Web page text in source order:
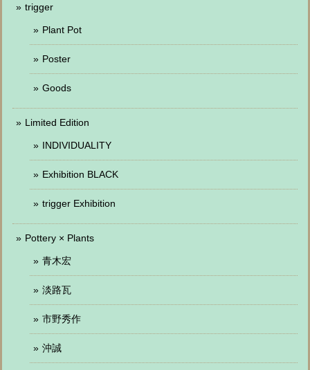
trigger
Plant Pot
Poster
Goods
Limited Edition
INDIVIDUALITY
Exhibition BLACK
trigger Exhibition
Pottery × Plants
青木宏
淡路瓦
市野秀作
沖誠